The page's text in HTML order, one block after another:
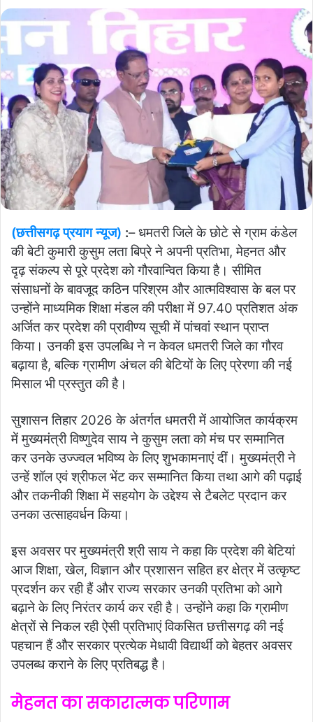
(छत्तीसगढ़ प्रयाग न्यूज) :– धमतरी जिले के छोटे से ग्राम कंडेल
की बेटी कुमारी कुसुम लता बिप्रे ने अपनी प्रतिभा, मेहनत और
दृढ़ संकल्प से पूरे प्रदेश को गौरवान्वित किया है। सीमित
संसाधनों के बावजूद कठिन परिश्रम और आत्मविश्वास के बल पर
उन्होंने माध्यमिक शिक्षा मंडल की परीक्षा में 97.40 प्रतिशत अंक
अर्जित कर प्रदेश की प्रावीण्य सूची में पांचवां स्थान प्राप्त
किया। उनकी इस उपलब्धि ने न केवल धमतरी जिले का गौरव
बढ़ाया है, बल्कि ग्रामीण अंचल की बेटियों के लिए प्रेरणा की नई
मिसाल भी प्रस्तुत की है।
सुशासन तिहार 2026 के अंतर्गत धमतरी में आयोजित कार्यक्रम
में मुख्यमंत्री विष्णुदेव साय ने कुसुम लता को मंच पर सम्मानित
कर उनके उज्ज्वल भविष्य के लिए शुभकामनाएं दीं। मुख्यमंत्री ने
उन्हें शॉल एवं श्रीफल भेंट कर सम्मानित किया तथा आगे की पढ़ाई
और तकनीकी शिक्षा में सहयोग के उद्देश्य से टैबलेट प्रदान कर
उनका उत्साहवर्धन किया।
इस अवसर पर मुख्यमंत्री श्री साय ने कहा कि प्रदेश की बेटियां
आज शिक्षा, खेल, विज्ञान और प्रशासन सहित हर क्षेत्र में उत्कृष्ट
प्रदर्शन कर रही हैं और राज्य सरकार उनकी प्रतिभा को आगे
बढ़ाने के लिए निरंतर कार्य कर रही है। उन्होंने कहा कि ग्रामीण
क्षेत्रों से निकल रही ऐसी प्रतिभाएं विकसित छत्तीसगढ़ की नई
पहचान हैं और सरकार प्रत्येक मेधावी विद्यार्थी को बेहतर अवसर
उपलब्ध कराने के लिए प्रतिबद्ध है।
मेहनत का सकारात्मक परिणाम